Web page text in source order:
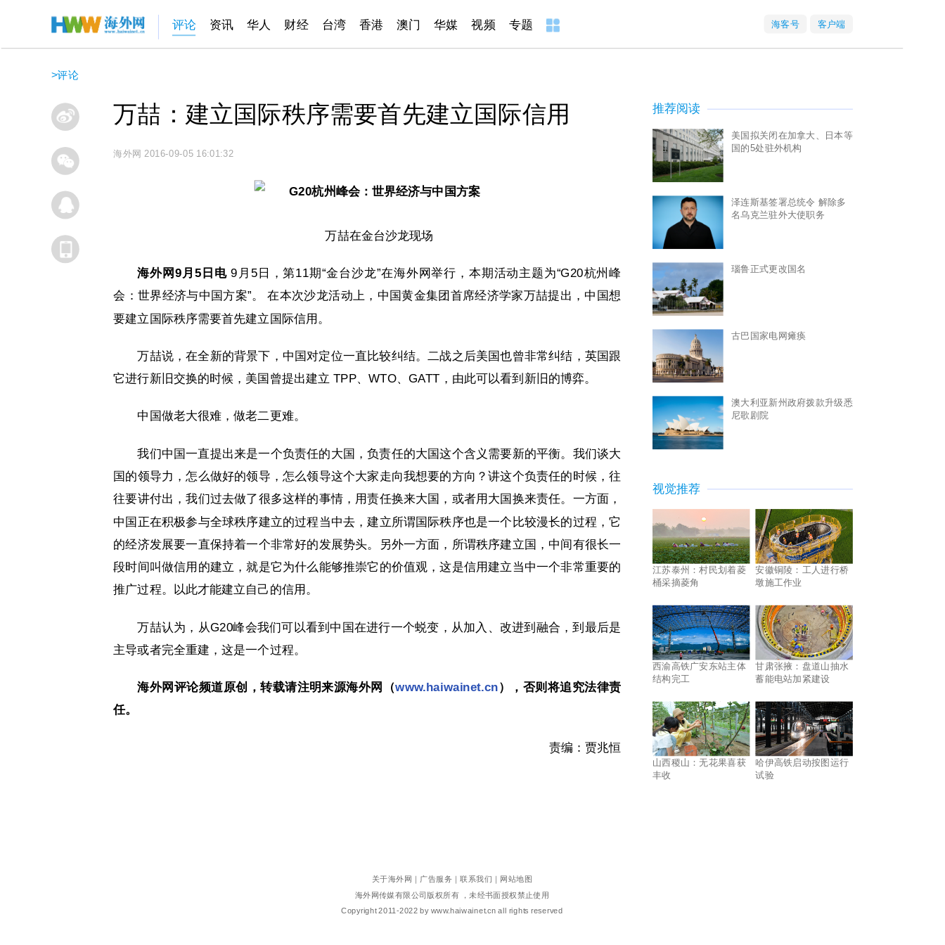
评论 资讯 华人 财经 台湾 香港 澳门 华媒 视频 专题 海客号 客户端
>评论
万喆：建立国际秩序需要首先建立国际信用
海外网 2016-09-05 16:01:32
万喆在金台沙龙现场
海外网9月5日电9月5日，第11期“金台沙龙”在海外网举行，本期活动主题为“G20杭州峰
会：世界经济与中国方案”。 在本次沙龙活动上，中国黄金集团首席经济学家万喆提出，中国想
要建立国际秩序需要首先建立国际信用。
万喆说，在全新的背景下，中国对定位一直比较纠结。二战之后美国也曾非常纠结，英国跟
它进行新旧交换的时候，美国曾提出建立 TPP、WTO、GATT，由此可以看到新旧的博弈。
中国做老大很难，做老二更难。
我们中国一直提出来是一个负责任的大国，负责任的大国这个含义需要新的平衡。我们谈大
国的领导力，怎么做好的领导，怎么领导这个大家走向我想要的方向？讲这个负责任的时候，往
往要讲付出，我们过去做了很多这样的事情，用责任换来大国，或者用大国换来责任。一方面，
中国正在积极参与全球秩序建立的过程当中去，建立所谓国际秩序也是一个比较漫长的过程，它
的经济发展要一直保持着一个非常好的发展势头。另外一方面，所谓秩序建立国，中间有很长一
段时间叫做信用的建立，就是它为什么能够推崇它的价值观，这是信用建立当中一个非常重要的
推广过程。以此才能建立自己的信用。
万喆认为，从G20峰会我们可以看到中国在进行一个蜕变，从加入、改进到融合，到最后是
主导或者完全重建，这是一个过程。
海外网评论频道原创，转载请注明来源海外网（www.haiwainet.cn），否则将追究法律责
任。
责编：贾兆恒
推荐阅读
美国拟关闭在加拿大、日本等
国的5处驻外机构
泽连斯基签署总统令 解除多
名乌克兰驻外大使职务
瑙鲁正式更改国名
古巴国家电网瘫痪
澳大利亚新州政府拨款升级悉
尼歌剧院
视觉推荐
江苏泰州：村民划着菱
桶采摘菱角
安徽铜陵：工人进行桥
墩施工作业
西渝高铁广安东站主体
结构完工
甘肃张掖：盘道山抽水
蓄能电站加紧建设
山西稷山：无花果喜获
丰收
哈伊高铁启动按图运行
试验
关于海外网 ｜ 广告服务｜联系我们 ｜ 网站地图
海外网传媒有限公司版权所有 ，未经书面授权禁止使用
Copyright2011-2022 by www.haiwainet.cn all rights reserved